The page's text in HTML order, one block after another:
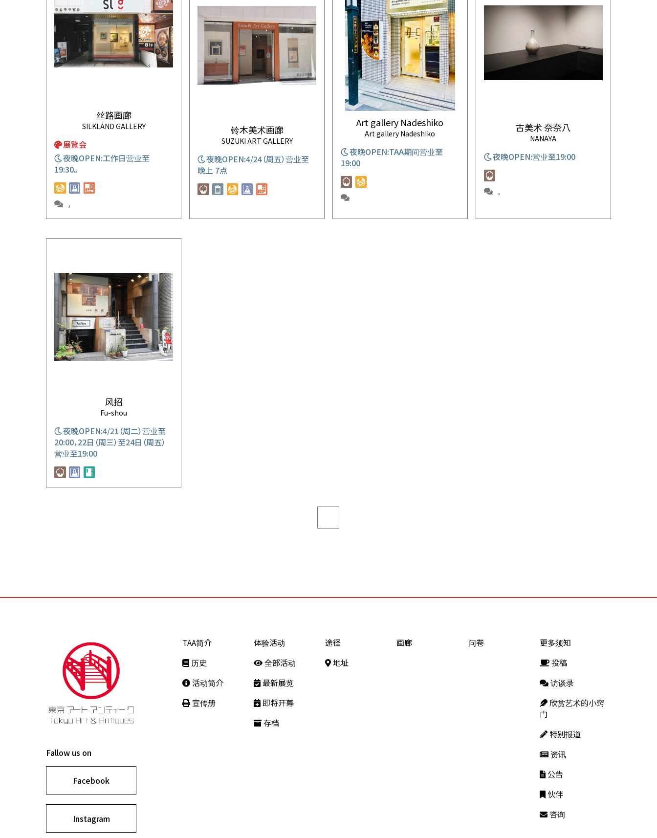
丝路画廊
SILKLAND GALLERY
展覧会
夜晚OPEN:工作日营业至
19:30。
铃木美术画廊
SUZUKI ART GALLERY
夜晚OPEN:4/24（周五）营业至
晚上 7点
Art gallery Nadeshiko
Art gallery Nadeshiko
夜晚OPEN:TAA期间营业至
19:00
古美术 奈奈八
NANAYA
夜晚OPEN:营业至19:00
风招
Fu-shou
夜晚OPEN:4/21（周二）营业至
20:00，22日（周三）至24日（周五）
营业至19:00
Fallow us on
Facebook
Instagram
TAA简介
历史
活动简介
宣传册
体验活动
全部活动
最新展览
即将开幕
存档
途径
地址
画廊 问卷
更多须知
投稿
访谈录
欣赏艺术的小窍
门
特别报道
资讯
公告
伙伴
咨询